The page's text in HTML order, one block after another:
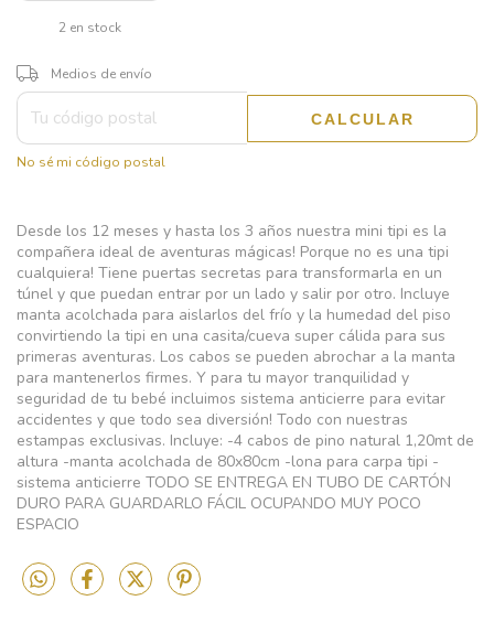
2en stock
Entregas para el CP:
Medios de envío
CALCULAR
No sé mi código postal
Desde los 12 meses y hasta los 3 años nuestra mini tipi es la
compañera ideal de aventuras mágicas! Porque no es una tipi
cualquiera! Tiene puertas secretas para transformarla en un
túnel y que puedan entrar por un lado y salir por otro. Incluye
manta acolchada para aislarlos del frío y la humedad del piso
convirtiendo la tipi en una casita/cueva super cálida para sus
primeras aventuras. Los cabos se pueden abrochar a la manta
para mantenerlos firmes. Y para tu mayor tranquilidad y
seguridad de tu bebé incluimos sistema anticierre para evitar
accidentes y que todo sea diversión! Todo con nuestras
estampas exclusivas. Incluye: -4 cabos de pino natural 1,20mt de
altura -manta acolchada de 80x80cm -lona para carpa tipi -
sistema anticierre TODO SE ENTREGA EN TUBO DE CARTÓN
DURO PARA GUARDARLO FÁCIL OCUPANDO MUY POCO
ESPACIO